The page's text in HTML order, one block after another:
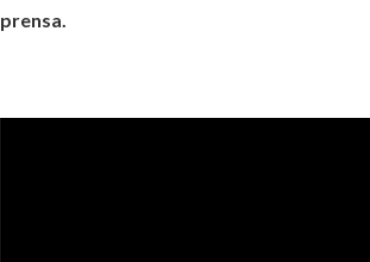
prensa.